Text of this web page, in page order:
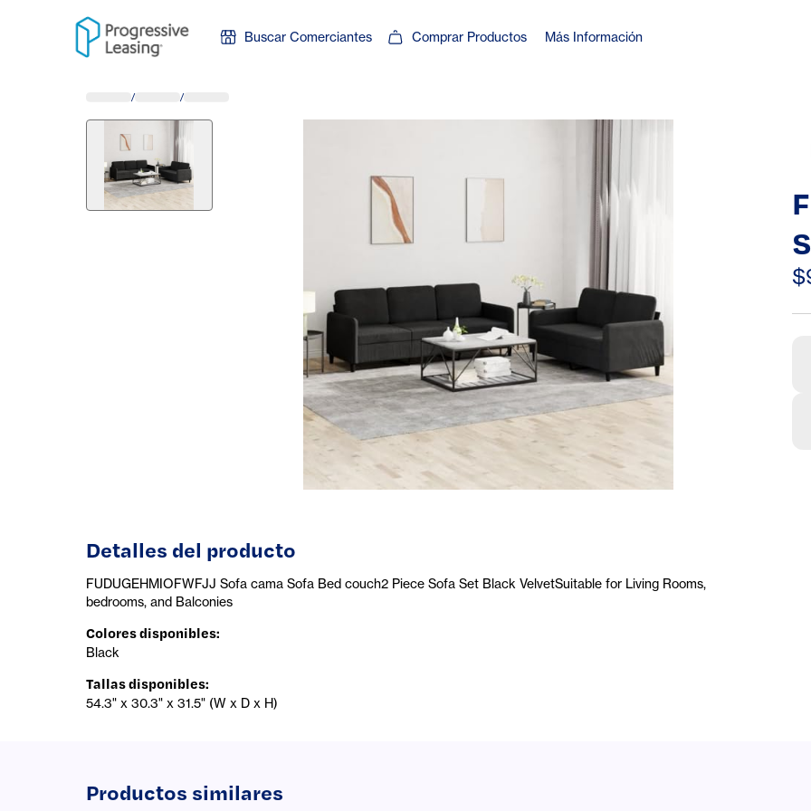
Skip to content
Buscar Comerciantes Comprar Productos Más Información
/ /
Detalles del producto
FUDUGEHMIOFWFJJ Sofa cama Sofa Bed couch2 Piece Sofa Set Black VelvetSuitable for Living Rooms,
bedrooms, and Balconies
Colores disponibles:
Black
Tallas disponibles:
54.3" x 30.3" x 31.5" (W x D x H)
Productos similares